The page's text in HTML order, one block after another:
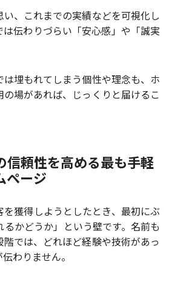
、これまでの実績などを可視化し
伝わりづらい「安心感」や「誠実
埋もれてしまう個性や理念も、ホ
場があれば、じっくりと届けるこ
信頼性を高める最も手軽
ページ
獲得しようとしたとき、最初にぶ
かどうか」という壁です。名前も
では、どれほど経験や技術があっ
わりません。